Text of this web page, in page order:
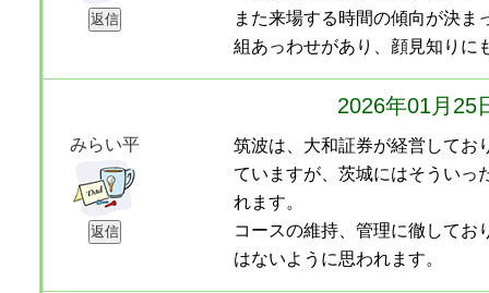
また来場する時間の傾向が決ま
組あっわせがあり、顔見知りに
2026年01月25
みらい平
筑波は、大和証券が経営してお
ていますが、茨城にはそういっ
れます。
コースの維持、管理に徹してお
はないように思われます。